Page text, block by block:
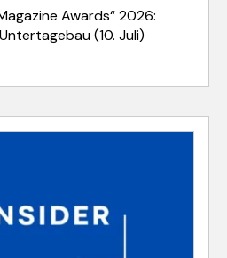
Awards“ 2026:
(10. Juli)